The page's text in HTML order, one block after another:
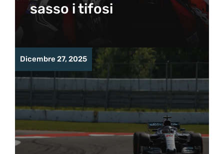
sasso i tifosi
Dicembre 27, 2025